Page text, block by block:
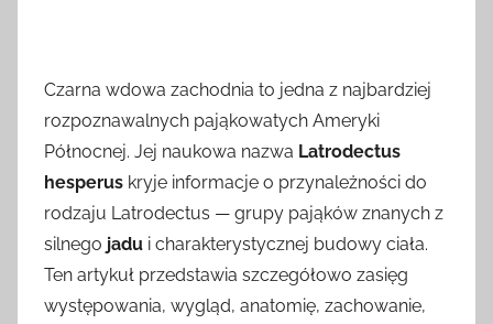
Czarna wdowa zachodnia to jedna z najbardziej
rozpoznawalnych pająkowatych Ameryki
Północnej. Jej naukowa nazwa Latrodectus
hesperus kryje informacje o przynależności do
rodzaju Latrodectus — grupy pająków znanych z
silnego jadu i charakterystycznej budowy ciała.
Ten artykuł przedstawia szczegółowo zasięg
występowania, wygląd, anatomię, zachowanie,